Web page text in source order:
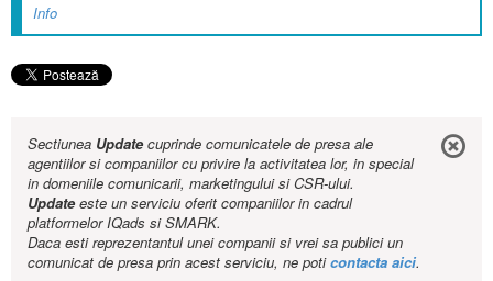
Info
Sectiunea Updatecuprinde comunicatele de presa ale
agentiilor si companiilor cu privire la activitatea lor, in special
in domeniile comunicarii, marketingului si CSR-ului.
Updateeste un serviciu oferit companiilor in cadrul
platformelor IQads si SMARK.
Daca esti reprezentantul unei companii si vrei sa publici un
comunicat de presa prin acest serviciu, ne poticontacta aici.